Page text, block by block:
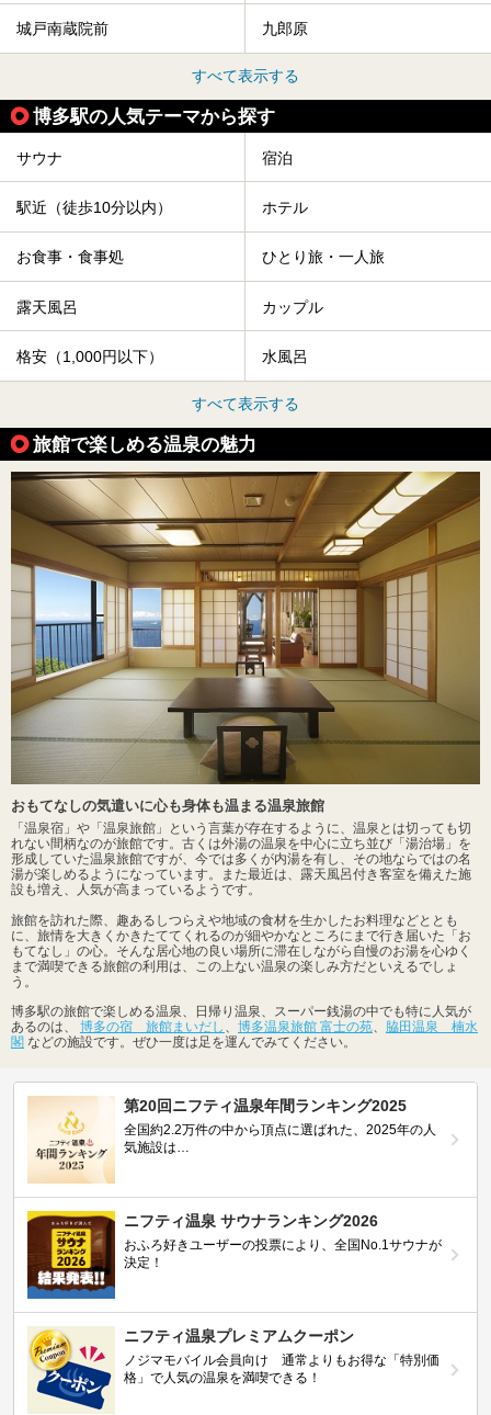
城戸南蔵院前 九郎原
すべて表示する
博多駅の人気テーマから探す
サウナ 宿泊
駅近（徒歩10分以内） ホテル
お食事・食事処 ひとり旅・一人旅
露天風呂 カップル
格安（1,000円以下） 水風呂
すべて表示する
旅館で楽しめる温泉の魅力
おもてなしの気遣いに心も身体も温まる温泉旅館
「温泉宿」や「温泉旅館」という言葉が存在するように、温泉とは切っても切
れない間柄なのが旅館です。古くは外湯の温泉を中心に立ち並び「湯治場」を
形成していた温泉旅館ですが、今では多くが内湯を有し、その地ならではの名
湯が楽しめるようになっています。また最近は、露天風呂付き客室を備えた施
設も増え、人気が高まっているようです。
旅館を訪れた際、趣あるしつらえや地域の食材を生かしたお料理などととも
に、旅情を大きくかきたててくれるのが細やかなところにまで行き届いた「お
もてなし」の心。そんな居心地の良い場所に滞在しながら自慢のお湯を心ゆく
まで満喫できる旅館の利用は、この上ない温泉の楽しみ方だといえるでしょ
う。
博多駅の旅館で楽しめる温泉、日帰り温泉、スーパー銭湯の中でも特に人気が
あるのは、 博多の宿 旅館まいだし 博多温泉旅館 富士の苑
脇田温泉 楠水
閣 などの施設です。ぜひ一度は足を運んでみてください。
第20回ニフティ温泉年間ランキング2025
全国約2.2万件の中から頂点に選ばれた、2025年の人
気施設は…
ニフティ温泉 サウナランキング2026
おふろ好きユーザーの投票により、全国No.1サウナが
決定！
ニフティ温泉プレミアムクーポン
ノジマモバイル会員向け 通常よりもお得な「特別価
格」で人気の温泉を満喫できる！